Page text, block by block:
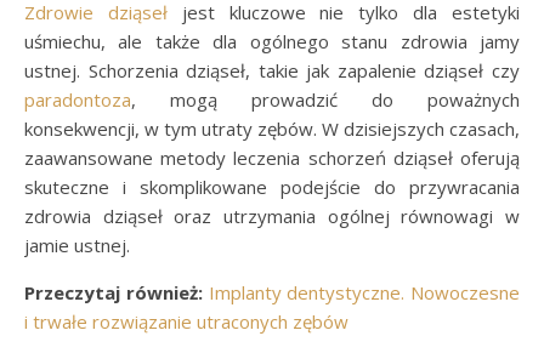
Zdrowie dziąsełjest kluczowe nie tylko dla estetyki
uśmiechu, ale także dla ogólnego stanu zdrowia jamy
ustnej. Schorzenia dziąseł, takie jak zapalenie dziąseł czy
paradontoza, mogą prowadzić do poważnych
konsekwencji, w tym utraty zębów. W dzisiejszych czasach,
zaawansowane metody leczenia schorzeń dziąseł oferują
skuteczne i skomplikowane podejście do przywracania
zdrowia dziąseł oraz utrzymania ogólnej równowagi w
jamie ustnej.
Przeczytaj również: Implanty dentystyczne. Nowoczesne
i trwałe rozwiązanie utraconych zębów